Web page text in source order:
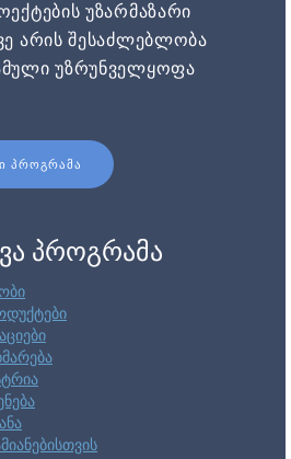
უზარმაზარი
არის შესაძლებლობა
უზრუნველყოფა
ᲞᲠᲝᲒᲠᲐᲛᲐ
პროგრამა